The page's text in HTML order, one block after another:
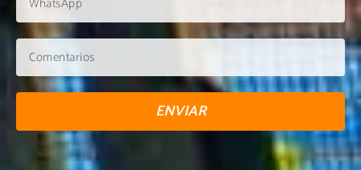
ENVIAR